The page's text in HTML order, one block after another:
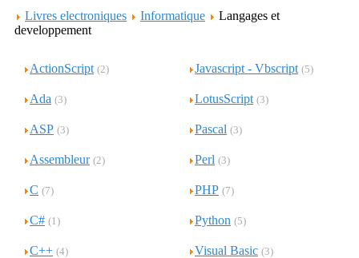
Livres electroniques Informatique
Langages et
developpement
ActionScript (2) Javascript - Vbscript (5)
Ada (3) LotusScript (3)
ASP (3) Pascal (3)
Assembleur (2) Perl (3)
C (7) PHP (7)
C# (1) Python (5)
C++ (4) Visual Basic (3)